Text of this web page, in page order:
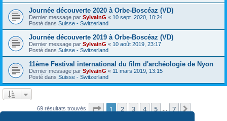
Journée découverte 2020 à Orbe-Boscéaz (VD)
Dernier message par SylvainG « 10 sept. 2020, 10:24
Posté dans Suisse - Switzerland
Journée découverte 2019 à Orbe-Boscéaz (VD)
Dernier message par SylvainG « 10 août 2019, 23:17
Posté dans Suisse - Switzerland
11ème Festival international du film d'archéologie de Nyon
Dernier message par SylvainG « 11 mars 2019, 13:15
Posté dans Suisse - Switzerland
69 résultats trouvés Page 1sur7
1 2 3 4 5 7